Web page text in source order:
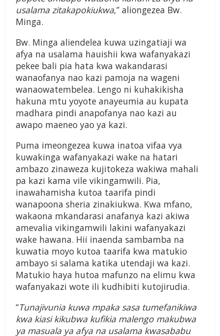
usalama zitakapokiukwa,” aliongezea Bw.
Minga.
Bw. Minga aliendelea kuwa uzingatiaji wa
afya na usalama hauishii kwa wafanyakazi
pekee bali pia hata kwa wakandarasi
wanaofanya nao kazi pamoja na wageni
wanaowatembelea. Lengo ni kuhakikisha
hakuna mtu yoyote anayeumia au kupata
madhara pindi anapofanya nao kazi au
awapo maeneo yao ya kazi.
Puma imeongezea kuwa inatoa vifaa vya
kuwakinga wafanyakazi wake na hatari
ambazo zinaweza kujitokeza wakiwa mahali
pa kazi kama vile vikingamwili. Pia,
inawahamisha kutoa taarifa pindi
wanapoona sheria zinakiukwa. Kwa mfano,
wakaona mkandarasi anafanya kazi akiwa
amevalia vikingamwili lakini wafanyakazi
wake hawana. Hii inaenda sambamba na
kuwatia moyo kutoa taarifa kwa matukio
ambayo si salama katika utendaji wa kazi.
Matukio haya hutoa mafunzo na elimu kwa
wafanyakazi wote ili kudhibiti kutojirudia.
“Tunajivunia kuwa mpaka sasa tumefanikiwa
kwa kiasi kikubwa kufikia malengo makubwa
ya masuala ya afya na usalama kwasababu